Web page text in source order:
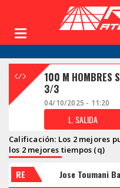
100 M HOMBRES
3/3
04/10/2025 - 11:20
L. SALIDA
Calificación: Los 2 mejores
los 2 mejores tiempos (q)
RE Jose Toumani